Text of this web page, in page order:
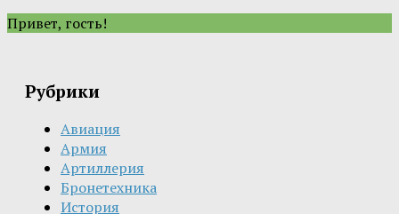
Привет, гость!
Рубрики
Авиация
Армия
Артиллерия
Бронетехника
История